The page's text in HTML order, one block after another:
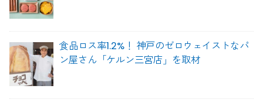
食品ロス率1.2%！ 神戸のゼロウェイストなパ
ン屋さん「ケルン三宮店」を取材